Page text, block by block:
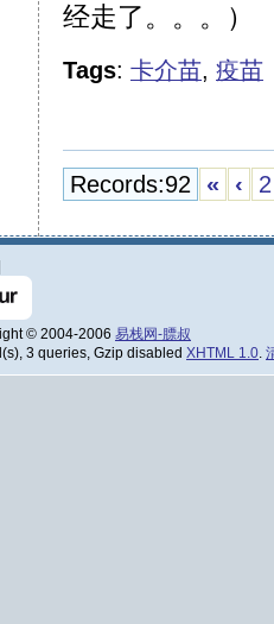
经走了。。。）
Tags: 卡介苗, 疫苗
Records:92 « ‹ 2
© 2004-2006 易栈网-膘叔
3 queries, Gzip disabled XHTML 1.0.